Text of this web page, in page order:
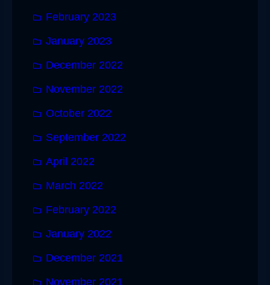
February 2023
January 2023
December 2022
November 2022
October 2022
September 2022
April 2022
March 2022
February 2022
January 2022
December 2021
November 2021